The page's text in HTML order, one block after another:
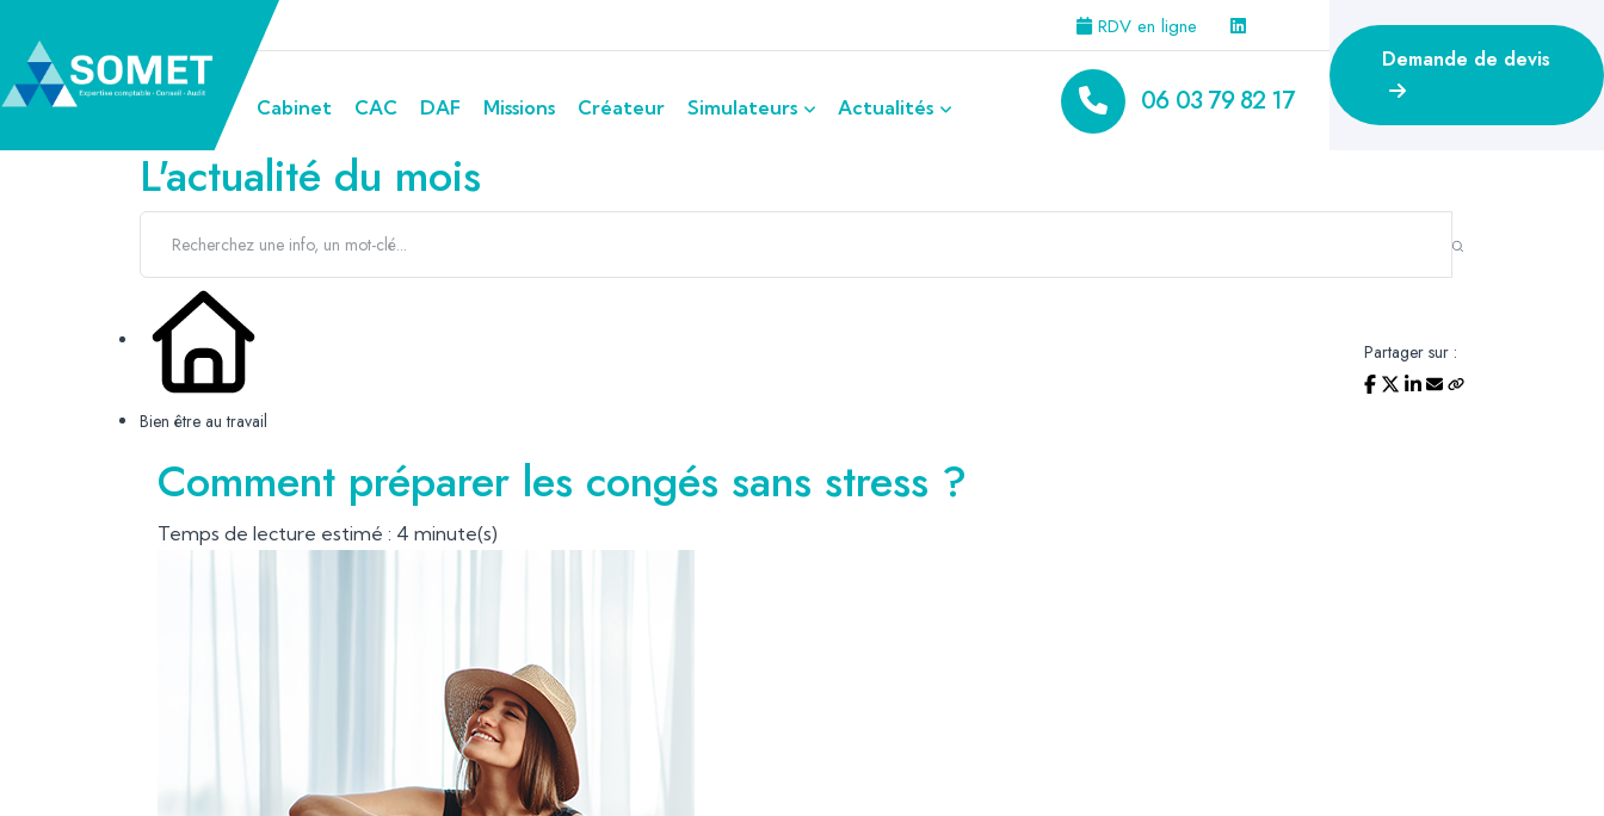
RDV en ligne
Cabinet CAC DAF Missions Créateur Simulateurs Actualités 06 03 79 82 17
Demande de devis
L'actualité du mois
Bien être au travail
Partager sur :
Comment préparer les congés sans stress ?
Temps de lecture estimé : 4 minute(s)